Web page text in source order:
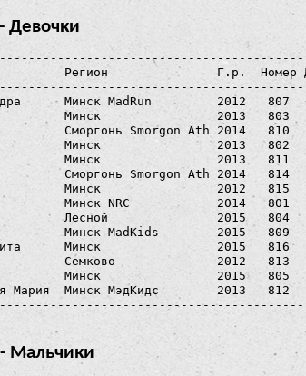
Девочки
Регион               Г.р.  Номер
Минск MadRun         2012   807
Минск                2013   803
Сморгонь Smorgon Ath 2014   810
Минск                2013   802
Минск                2013   811
Сморгонь Smorgon Ath 2014   814
Минск                2012   815
Минск NRC            2014   801
Лесной               2015   804
Минск MadKids        2015
Минск                2015   816
Семково              2012   813
Минск                2015   805
Мария  Минск МэдКидс        2013   812
Мальчики